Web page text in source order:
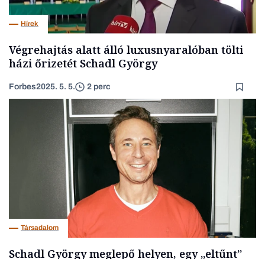
Hírek
Végrehajtás alatt álló luxusnyaralóban tölti
házi őrizetét Schadl György
Forbes2025. 5. 5. 2 perc
Társadalom
Schadl György meglepő helyen, egy „eltűnt”